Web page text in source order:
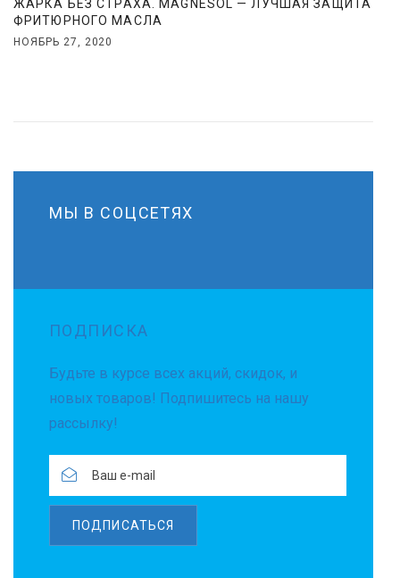
ЖАРКА БЕЗ СТРАХА. MAGNESOL — ЛУЧШАЯ ЗАЩИТА
ФРИТЮРНОГО МАСЛА
НОЯБРЬ 27, 2020
МЫ В СОЦСЕТЯХ
ПОДПИСКА
Будьте в курсе всех акций, скидок, и
новых товаров! Подпишитесь на нашу
рассылку!
ПОДПИСАТЬСЯ